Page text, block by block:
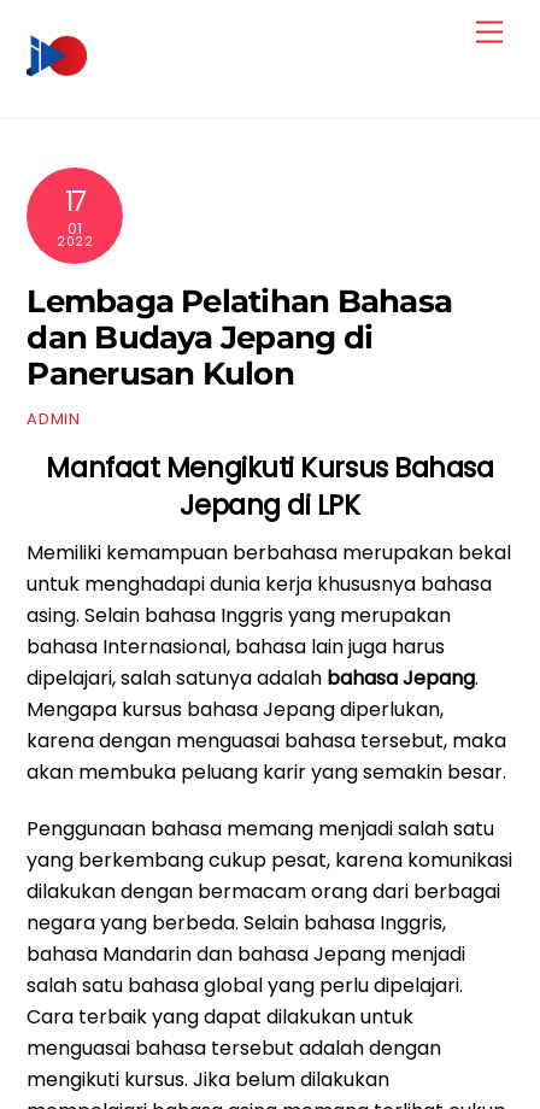
content
17
01
2022
Lembaga Pelatihan Bahasa
dan Budaya Jepang di
Panerusan Kulon
ADMIN
Manfaat Mengikuti Kursus Bahasa
Jepang di LPK
Memiliki kemampuan berbahasa merupakan bekal
untuk menghadapi dunia kerja khususnya bahasa
asing. Selain bahasa Inggris yang merupakan
bahasa Internasional, bahasa lain juga harus
dipelajari, salah satunya adalah bahasa Jepang.
Mengapa kursus bahasa Jepang diperlukan,
karena dengan menguasai bahasa tersebut, maka
akan membuka peluang karir yang semakin besar.
Penggunaan bahasa memang menjadi salah satu
yang berkembang cukup pesat, karena komunikasi
dilakukan dengan bermacam orang dari berbagai
negara yang berbeda. Selain bahasa Inggris,
bahasa Mandarin dan bahasa Jepang menjadi
salah satu bahasa global yang perlu dipelajari.
Cara terbaik yang dapat dilakukan untuk
menguasai bahasa tersebut adalah dengan
mengikuti kursus. Jika belum dilakukan